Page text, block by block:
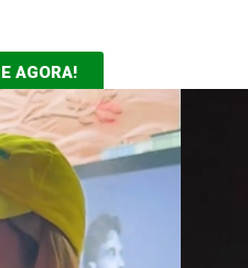
AGORA!